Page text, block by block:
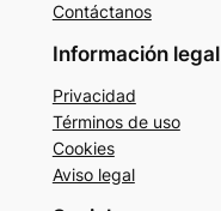
Contáctanos
Información legal
Privacidad
Términos de uso
Cookies
Aviso legal